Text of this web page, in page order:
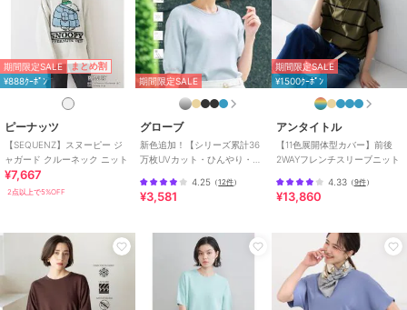
期間限定SALE まとめ割
¥888ｸｰﾎﾟﾝ
ピーナッツ
【SEQUENZ】スヌーピー ジ
ャガード クルーネック ニット
¥7,667
2点以上で5%OFF
期間限定SALE
グローブ
新色追加！【シリーズ累計36
万枚UVカット・ひんやり・洗
チ 五分袖ニット
4.25 （12件）
¥3,581
期間限定SALE
¥1500ｸｰﾎﾟﾝ
アンタイトル
【11色展開体型カバー】前後
2WAYフレンチスリーブニット
4.33（9件）
¥13,860